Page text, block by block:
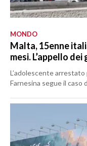
MONDO
Malta, 15enne
mesi. L’appello
L’adolescente arrestato
Farnesina segue il caso